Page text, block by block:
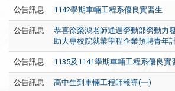
公告訊息 1142學期車輛工程系優良實習生
公告訊息
恭喜徐榮鴻老師通過勞動部勞動力
助大專校院就業學程企業預聘青年
公告訊息 1135及1141學期車輛工程系優良實
公告訊息 高中生到車輛工程師報導(一)